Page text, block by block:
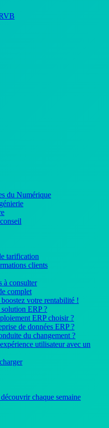
du Numérique
tarification
clients
à consulter
complet
votre rentabilité !
ERP ?
ERP choisir ?
de données ERP ?
du changement ?
utilisateur avec un
chaque semaine